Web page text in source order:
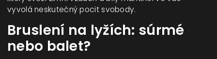
vyvolá neskutečný pocit svobody.
Bruslení na lyžích: súrmé
nebo balet?